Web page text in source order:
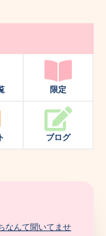
限定
ブログ
なんて聞いてませ